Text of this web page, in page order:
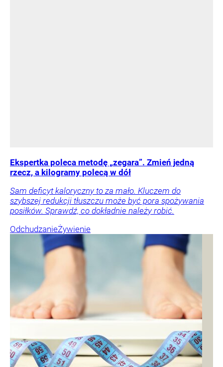
Ekspertka poleca metodę „zegara”. Zmień jedną
rzecz, a kilogramy polecą w dół
Sam deficyt kaloryczny to za mało. Kluczem do
szybszej redukcji tłuszczu może być pora spożywania
posiłków. Sprawdź, co dokładnie należy robić.
OdchudzanieŻywienie